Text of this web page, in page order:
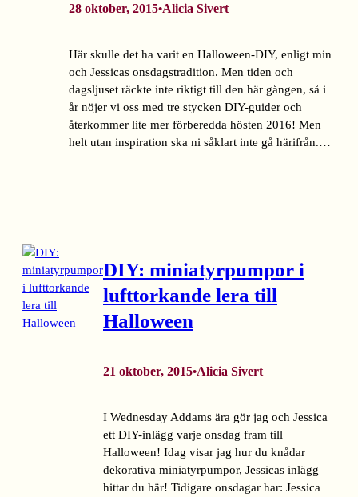
28 oktober, 2015•Alicia Sivert
Här skulle det ha varit en Halloween-DIY, enligt min
och Jessicas onsdagstradition. Men tiden och
dagsljuset räckte inte riktigt till den här gången, så i
år nöjer vi oss med tre stycken DIY-guider och
återkommer lite mer förberedda hösten 2016! Men
helt utan inspiration ska ni såklart inte gå härifrån.…
DIY: miniatyrpumpor i
lufttorkande lera till
Halloween
21 oktober, 2015•Alicia Sivert
I Wednesday Addams ära gör jag och Jessica
ett DIY-inlägg varje onsdag fram till
Halloween! Idag visar jag hur du knådar
dekorativa miniatyrpumpor, Jessicas inlägg
hittar du här! Tidigare onsdagar har: Jessica